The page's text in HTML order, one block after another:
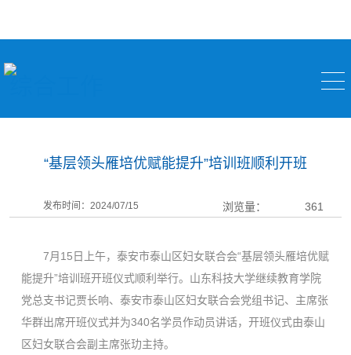
“基层领头雁培优赋能提升”培训班顺利开班
发布时间：2024/07/15 浏览量： 361
7月15日上午，泰安市泰山区妇女联合会“基层领头雁培优赋
能提升”培训班开班仪式顺利举行。山东科技大学继续教育学院
党总支书记贾长响、泰安市泰山区妇女联合会党组书记、主席张
华群出席开班仪式并为340名学员作动员讲话，开班仪式由泰山
区妇女联合会副主席张玏主持。